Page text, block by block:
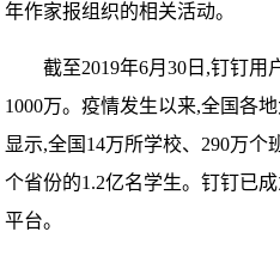
年作家报组织的相关活动。
截至2019年6月30日,钉钉用
1000万。疫情发生以来,全国各
显示,全国14万所学校、290万个
个省份的1.2亿名学生。钉钉已
平台。